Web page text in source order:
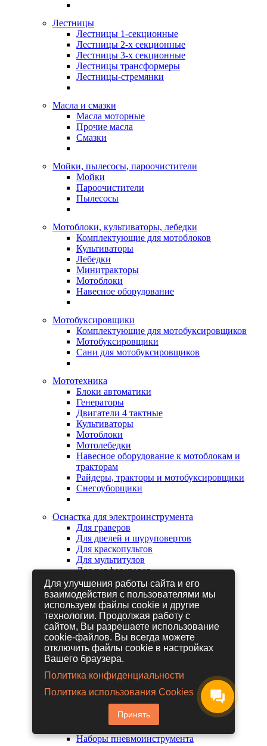
Лестницы
Лестницы 1-секционные
Лестницы 2-х секционные
Лестницы 3-х секционные
Лестницы трансформеры
Лестницы-стремянки
Масла и смазки
Масла моторные
Прочие масла
Смазки
Мойки, пылесосы, пароочистители
Мойки
Пароочистители
Пылесосы
Мотоблоки, культиваторы, лебедки
Комплектующие для мотоблоков
Культиваторы
Лебедки
Минитракторы
Мотоблоки
Навесное оборудование
Мотобуксировщики
Комплектующие для мотобуксировщиков
Мотобуксировщики
Сани для мотобуксировщиков
Мототехника
Блоки автоматики
Генераторы
Двигатели 4 тактные
Культиваторы
Мотоблоки
Мотолебедки
Навесное оборудование к мотоблокам и
тракторам
Райдеры, тракторы и мотобуксировщики
Снегоуборщики
Оснастка для электроинструмента
Для граверов
Для дрелей и шуруповертов
Для краскопультов
Для мультитулов
Для перфораторов
Для сабельных пил
Для строительных фенов
Для фрезеров
Для шлифовальных машин
Для электрических лобзиков
Для электрических ножниц
Для электрических пил
Для электрических рубанков
Гайковерты пневматические
Дрели пневматические
Другие пневмоинструменты
Заклепочники пневматические
Наборы пневмоинструмента
Для улучшения работы сайта и его
взаимодействия с пользователями мы
используем файлы cookie и другие
технологии. Продолжая работу с
сайтом, Вы разрешаете использование
cookie-файлов. Вы всегда можете
отключить файлы cookie в настройках
Вашего браузера.
Политика конфиденциальности
Политика использования Cookies
Принять